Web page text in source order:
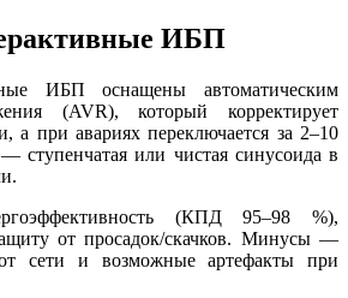
ИБП
ИБП оснащены автоматическим
(AVR), который корректирует
а при авариях переключается за 2–10
ступенчатая или чистая синусоида в
(КПД 95–98 %),
от просадок/скачков. Минусы —
сети и возможные артефакты при